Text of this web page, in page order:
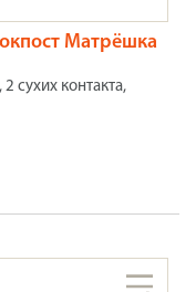
Матрёшка
сухих контакта,